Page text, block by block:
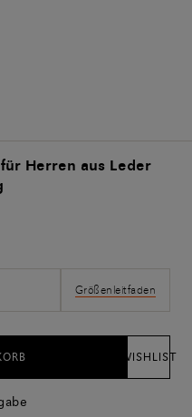
Herren aus Leder
Größenleitfaden
WISHLIST